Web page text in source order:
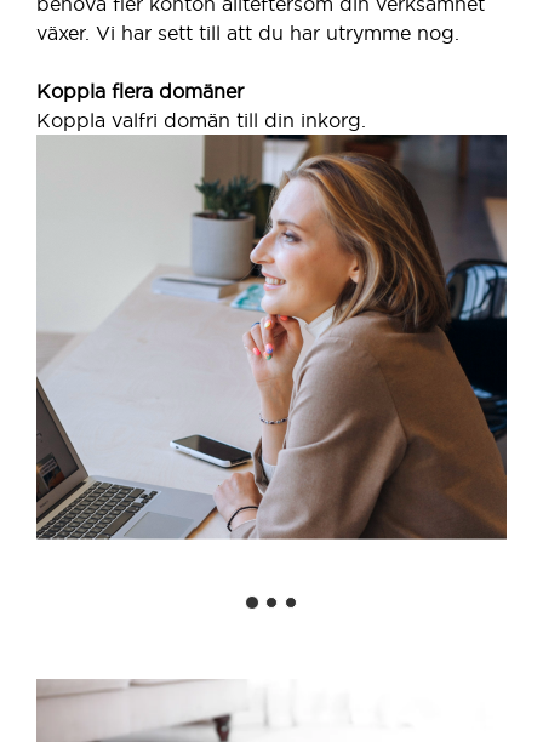
växer. Vi har sett till att du har utrymme nog.
Koppla flera domäner
Koppla valfri domän till din inkorg.